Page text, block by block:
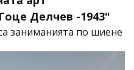
Делчев -1943"
заниманията по шиене